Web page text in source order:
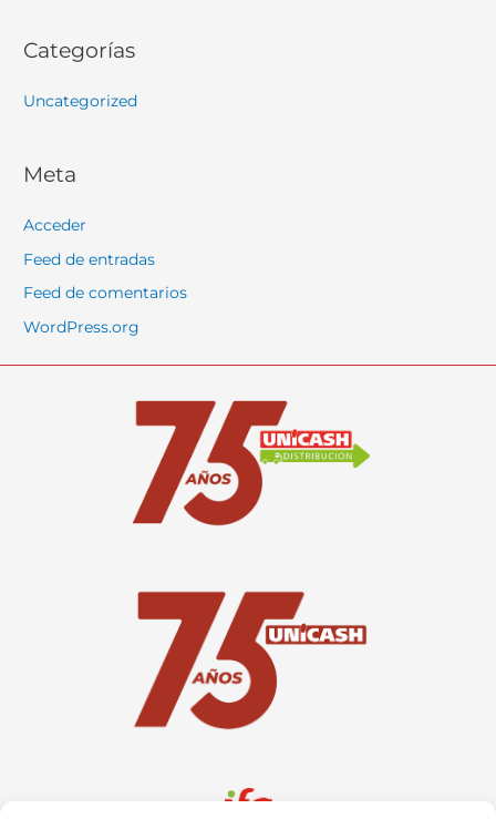
Categorías
Uncategorized
Meta
Acceder
Feed de entradas
Feed de comentarios
WordPress.org